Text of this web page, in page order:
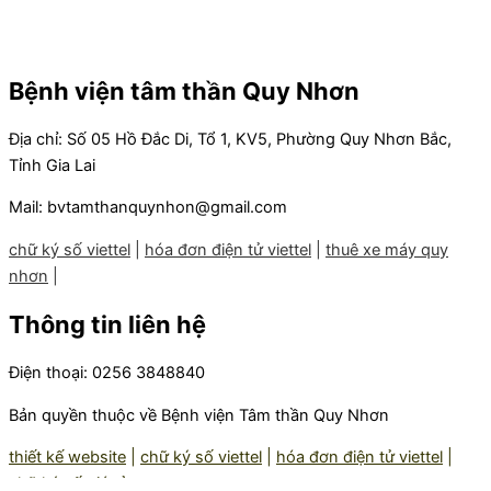
Bệnh viện tâm thần Quy Nhơn
Địa chỉ: Số 05 Hồ Đắc Di, Tổ 1, KV5, Phường Quy Nhơn Bắc,
Tỉnh Gia Lai
Mail: bvtamthanquynhon@gmail.com
chữ ký số viettel hóa đơn điện tử viettel
thuê xe máy quy
nhơn
Thông tin liên hệ
Điện thoại: 0256 3848840
Bản quyền thuộc về Bệnh viện Tâm thần Quy Nhơn
thiết kế website chữ ký số viettel hóa đơn điện tử viettel
chữ ký số giá rẻ